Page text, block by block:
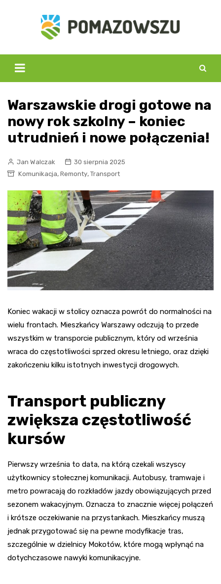
Warszawskie drogi gotowe na
nowy rok szkolny – koniec
utrudnień i nowe połączenia!
Jan Walczak
30 sierpnia 2025
Komunikacja, Remonty, Transport
Koniec wakacji w stolicy oznacza powrót do normalności na
wielu frontach. Mieszkańcy Warszawy odczują to przede
wszystkim w transporcie publicznym, który od września
wraca do częstotliwości sprzed okresu letniego, oraz dzięki
zakończeniu kilku istotnych inwestycji drogowych.
Transport publiczny
zwiększa częstotliwość
kursów
Pierwszy września to data, na którą czekali wszyscy
użytkownicy stołecznej komunikacji. Autobusy, tramwaje i
metro powracają do rozkładów jazdy obowiązujących przed
sezonem wakacyjnym. Oznacza to znacznie więcej połączeń
i krótsze oczekiwanie na przystankach. Mieszkańcy muszą
jednak przygotować się na pewne modyfikacje tras,
szczególnie w dzielnicy Mokotów, które mogą wpłynąć na
dotychczasowe nawyki komunikacyjne.